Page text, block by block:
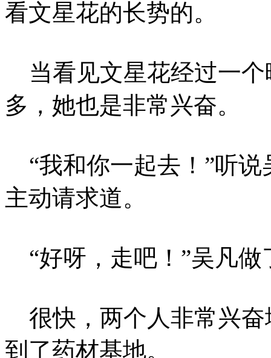
看文星花的长势的。
当看见文星花经过一个
多，她也是非常兴奋。
“我和你一起去！”听说
主动请求道。
“好呀，走吧！”吴凡做
很快，两个人非常兴奋
到了药材基地。